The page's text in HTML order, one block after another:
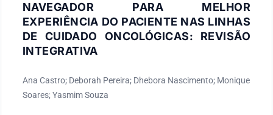
NAVEGADOR PARA MELHOR
EXPERIÊNCIA DO PACIENTE NAS LINHAS
DE CUIDADO ONCOLÓGICAS: REVISÃO
INTEGRATIVA
Ana Castro; Deborah Pereira; Dhebora Nascimento; Monique
Soares; Yasmim Souza